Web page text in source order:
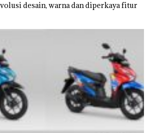
desain, warna dan diperkaya fitur